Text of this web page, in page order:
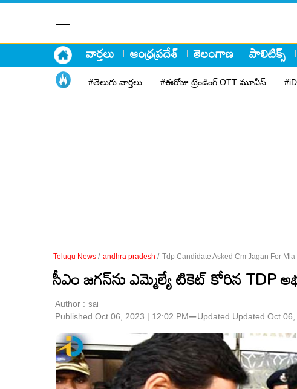
వార్తలు ఆంధ్రప్రదేశ్ తెలంగాణ పాలిటిక్స్
#తెలుగు వార్తలు #ఈరోజు ట్రెండింగ్ OTT మూవీస్
Telugu News / andhra pradesh / Tdp Candidate Asked Cm Jagan For Mla
సీఎం జగన్‌ను ఎమ్మెల్యే టికెట్ కోరిన TDP
Author : sai
Published Oct 06, 2023 | 12:02 PM⚊Updated Updated Oct